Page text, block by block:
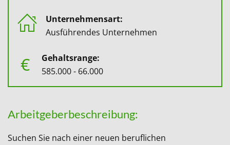
Unternehmensart:
Ausführendes Unternehmen
€
Gehaltsrange:
585.000 - 66.000
Arbeitgeberbeschreibung:
Suchen Sie nach einer neuen beruflichen